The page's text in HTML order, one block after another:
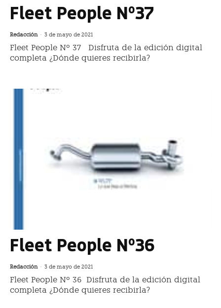
Fleet People Nº37
Redacción - 3 de mayo de 2021
Fleet People Nº 37 Disfruta de la edición digital
completa ¿Dónde quieres recibirla?
Fleet People Nº36
Redacción - 3 de mayo de 2021
Fleet People Nº 36 Disfruta de la edición digital
completa ¿Dónde quieres recibirla?